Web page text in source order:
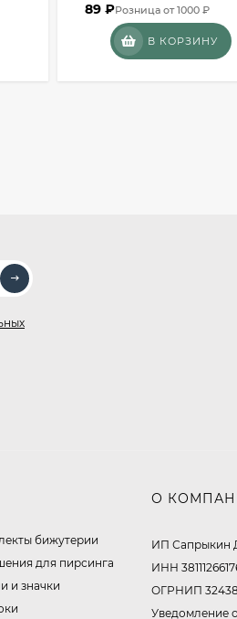
89 ₽Розница от 1000 ₽
В КОРЗИНУ
бижутерии
для пирсинга
и значки
О
ИП Сапрыкин
ИНН
ОГРНИП
Уведомление